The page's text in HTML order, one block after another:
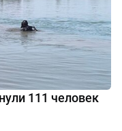
111 человек